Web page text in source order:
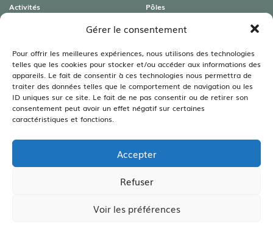
Gérer le consentement
Pour offrir les meilleures expériences, nous utilisons des technologies
telles que les cookies pour stocker et/ou accéder aux informations des
appareils. Le fait de consentir à ces technologies nous permettra de
traiter des données telles que le comportement de navigation ou les
ID uniques sur ce site. Le fait de ne pas consentir ou de retirer son
consentement peut avoir un effet négatif sur certaines
caractéristiques et fonctions.
Accepter
Refuser
Voir les préférences
Activités
Expositions
Visites guidées
Rencontres autour du livre
Pôles
Art roman & Autres patrimoines
Lamartine
Littéraire
Sciences
Viticulture – Agriculture –
Environnement
Les annales
CRÉATION SITE INTERNET :WWW.IDCOM-LAGENCE.FR
CGV